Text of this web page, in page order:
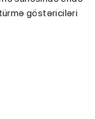
göstəriciləri